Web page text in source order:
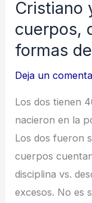
Cristiano
cuerpos,
formas
Deja un
Los dos tienen
nacieron en la
Los dos fueron
cuerpos
disciplina vs.
excesos. No es
Cristiano
y
Maradona:
dos
cuerpos,
dos
linajes,
dos
de